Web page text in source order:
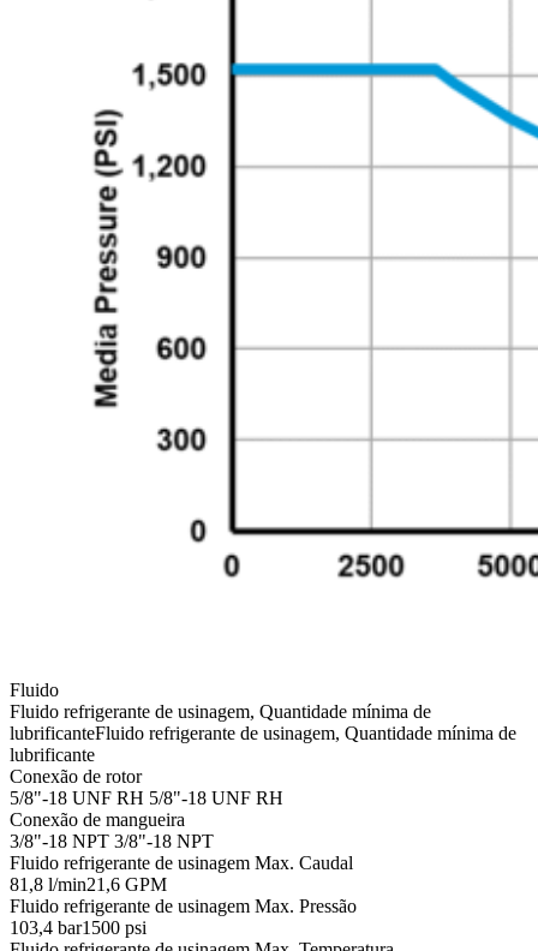
Fluido
Fluido refrigerante de usinagem, Quantidade mínima de
lubrificanteFluido refrigerante de usinagem, Quantidade mínima de
lubrificante
Conexão de rotor
5/8"-18 UNF RH 5/8"-18 UNF RH
Conexão de mangueira
3/8"-18 NPT 3/8"-18 NPT
Fluido refrigerante de usinagem Max. Caudal
81,8 l/min21,6 GPM
Fluido refrigerante de usinagem Max. Pressão
103,4 bar1500 psi